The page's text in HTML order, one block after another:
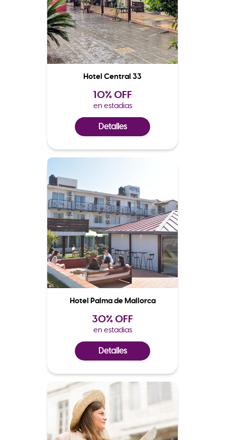
Hotel Central 33
10% OFF
en estadias
Detalles
Hotel Palma de Mallorca
30% OFF
en estadias
Detalles